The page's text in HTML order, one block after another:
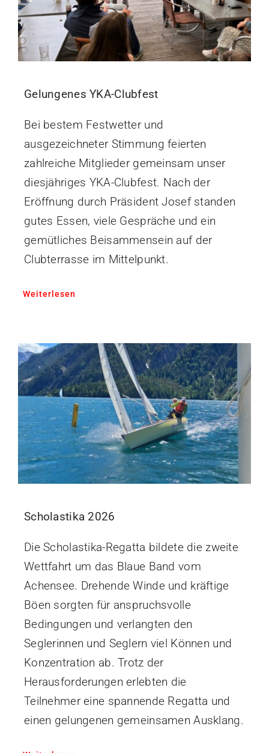
Gelungenes YKA-Clubfest
Bei bestem Festwetter und
ausgezeichneter Stimmung feierten
zahlreiche Mitglieder gemeinsam unser
diesjähriges YKA-Clubfest. Nach der
Eröffnung durch Präsident Josef standen
gutes Essen, viele Gespräche und ein
gemütliches Beisammensein auf der
Clubterrasse im Mittelpunkt.
Weiterlesen
Scholastika 2026
Die Scholastika-Regatta bildete die zweite
Wettfahrt um das Blaue Band vom
Achensee. Drehende Winde und kräftige
Böen sorgten für anspruchsvolle
Bedingungen und verlangten den
Seglerinnen und Seglern viel Können und
Konzentration ab. Trotz der
Herausforderungen erlebten die
Teilnehmer eine spannende Regatta und
einen gelungenen gemeinsamen Ausklang.